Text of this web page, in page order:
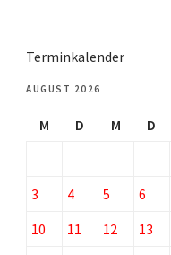
Terminkalender
AUGUST 2026
M D M D
3
4 5 6
10
11 12 13